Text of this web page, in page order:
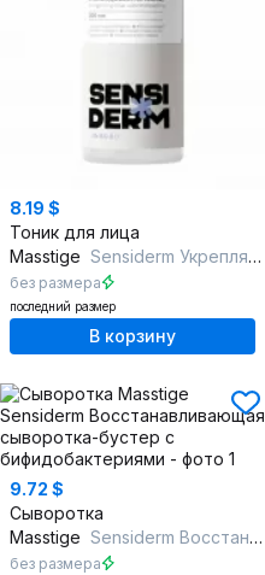
8.19 $
Тоник для лица
Masstige Sensiderm Укрепляющий тонер с бифидобактериями
без размера
последний размер
В корзину
9.72 $
Сыворотка
Masstige Sensiderm Восстанавливающая сыворотка-бустер с бифидобактериями
без размера